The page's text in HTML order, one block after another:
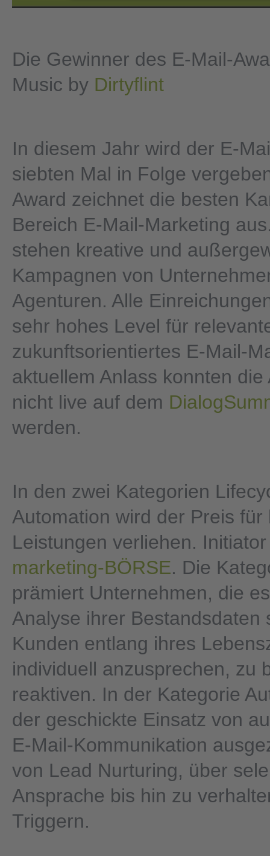
service to embed
may collect data
your activity. Please
accept the service to
watch this video.
Usercentrics
Management
&eRecht24
Die Gewinner des E-Mail-
Music by Dirtyflint
In diesem Jahr wird der E-
siebten Mal in Folge
Award zeichnet die besten
Bereich E-Mail-Marketing
stehen kreative und
Kampagnen von
Agenturen. Alle
sehr hohes Level für
zukunftsorientiertes E-Mail-
aktuellem Anlass konnten die
nicht live auf dem
werden.
In den zwei Kategorien
Automation wird der Preis für
Leistungen verliehen.
marketing-BÖRSE. Die
prämiert Unternehmen, die
Analyse ihrer Bestandsdaten
Kunden entlang ihres
individuell anzusprechen, zu
reaktiven. In der Kategorie
der geschickte Einsatz von
E-Mail-Kommunikation
von Lead Nurturing, über
Ansprache bis hin zu
Triggern.